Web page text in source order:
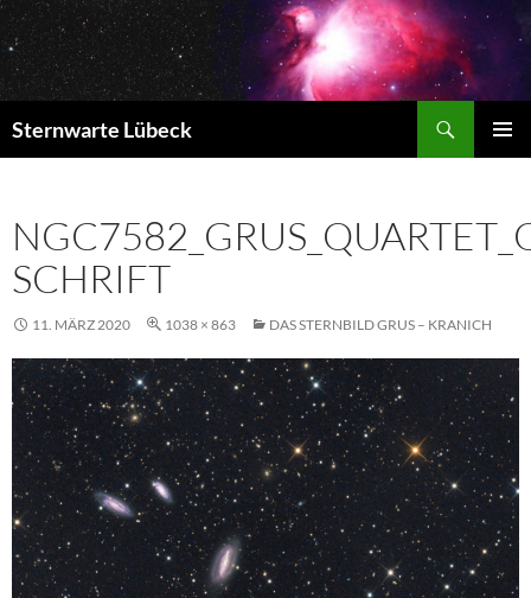
Zum
Inhalt
springen
Sternwarte Lübeck
SCHRIFT
11. MÄRZ 2020 1038 × 863 DAS STERNBILD GRUS – KRANICH